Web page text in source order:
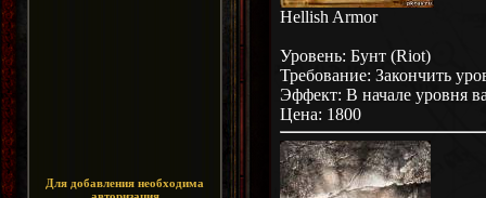
Для добавления необходима
Hellish Armor
Уровень: Бунт (Riot)
Требование: Закончить
Эффект: В начале уровня
Цена: 1800